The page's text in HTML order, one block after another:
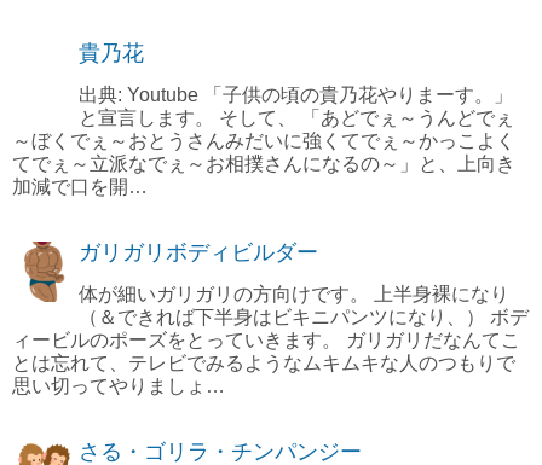
貴乃花
出典: Youtube 「子供の頃の貴乃花やりまーす。」
と宣言します。 そして、 「あどでぇ～うんどでぇ
～ぼくでぇ～おとうさんみだいに強くてでぇ～かっこよく
てでぇ～立派なでぇ～お相撲さんになるの～」と、上向き
加減で口を開…
ガリガリボディビルダー
体が細いガリガリの方向けです。 上半身裸になり
（＆できれば下半身はビキニパンツになり、） ボデ
ィービルのポーズをとっていきます。 ガリガリだなんてこ
とは忘れて、テレビでみるようなムキムキな人のつもりで
思い切ってやりましょ…
さる・ゴリラ・チンパンジー